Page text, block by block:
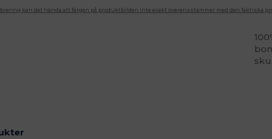
kan det hända att färgen på produktbilden inte exakt överensstämmer med den faktiska